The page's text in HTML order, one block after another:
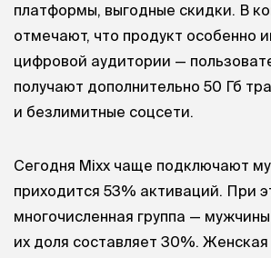
платформы, выгодные скидки. В
отмечают, что продукт особенно
цифровой аудитории —
получают дополнительно 50 Гб
и безлимитные соцсети.
Сегодня Mixx чаще подключают
приходится 53% активаций. При
многочисленная группа —
их доля составляет 30%.